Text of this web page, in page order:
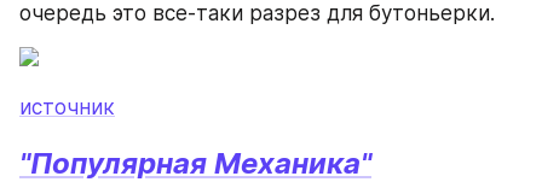
очередь это все-таки разрез для бутоньерки.
источник
"Популярная Механика"